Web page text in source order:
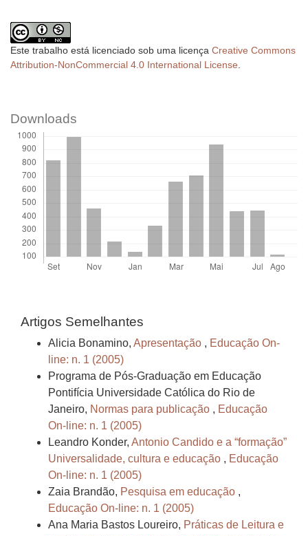
Este trabalho está licenciado sob uma licença Creative Commons
Attribution-NonCommercial 4.0 International License.
Downloads
Artigos Semelhantes
Alicia Bonamino, Apresentação , Educação On-
line: n. 1 (2005)
Programa de Pós-Graduação em Educação
Pontifícia Universidade Católica do Rio de
Janeiro, Normas para publicação , Educação
On-line: n. 1 (2005)
Leandro Konder, Antonio Candido e a “formação”
Universalidade, cultura e educação , Educação
On-line: n. 1 (2005)
Zaia Brandão, Pesquisa em educação ,
Educação On-line: n. 1 (2005)
Ana Maria Bastos Loureiro, Práticas de Leitura e